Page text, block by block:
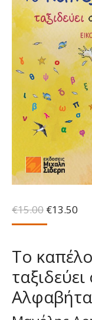
€15.00 Original
price
€15.00.
€13.50
Το